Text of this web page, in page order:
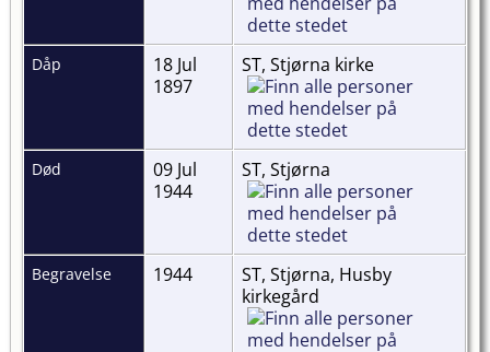
Dåp
18 Jul
1897
ST, Stjørna kirke
Død
09 Jul
1944
ST, Stjørna
Begravelse 1944
ST, Stjørna, Husby
kirkegård